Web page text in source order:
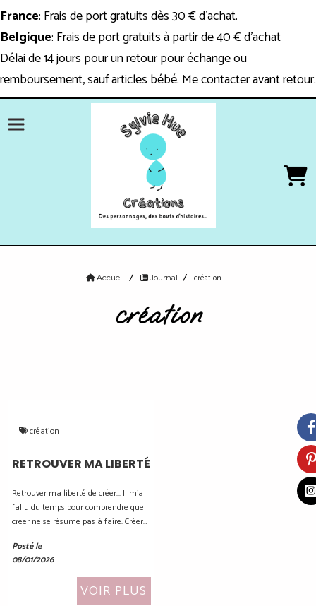
France: Frais de port gratuits dès 30 € d'achat.
Belgique: Frais de port gratuits à partir de 40 € d'achat
Délai de 14 jours pour un retour pour échange ou
remboursement, sauf articles bébé. Me contacter avant retour.
Accueil Journal création
création
RETROUVER MA LIBERTÉ
Retrouver ma liberté de créer... Il m'a
fallu du temps pour comprendre que
créer ne se résume pas à faire. Créer
minuscule - un coin de table,
quelques heures par ci par là - mais...
Posté le
08/01/2026
VOIR PLUS
création